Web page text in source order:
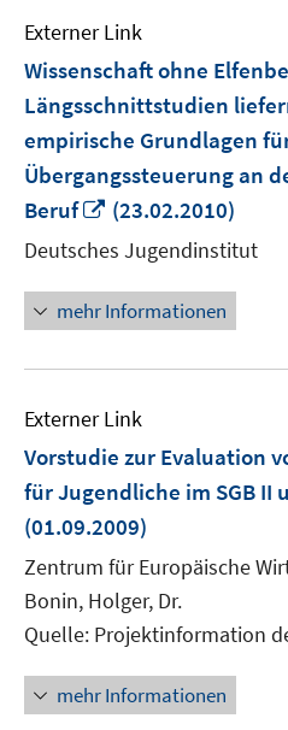
Externer Link
Wissenschaft ohne
Längsschnittstudien
empirische Grundlagen
Übergangssteuerung an
Beruf
In
Fenster
öffnen
(23.02.2010)
Deutsches Jugendinstitut
mehr Informationen
Externer Link
Vorstudie zur Evaluation
für Jugendliche im SGB II
(01.09.2009)
Zentrum für Europäische
Bonin, Holger, Dr.
Quelle: Projektinformation
mehr Informationen